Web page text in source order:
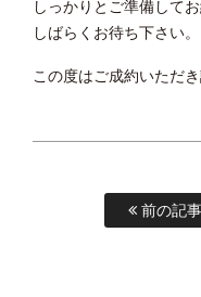
しっかりとご準備して
しばらくお待ち下さい。
この度はご成約いただ
前の記事